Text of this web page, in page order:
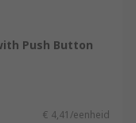
Push Button
€ 4,41/eenheid